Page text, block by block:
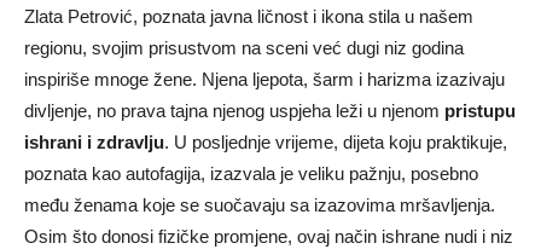
Zlata Petrović, poznata javna ličnost i ikona stila u našem
regionu, svojim prisustvom na sceni već dugi niz godina
inspiriše mnoge žene. Njena ljepota, šarm i harizma izazivaju
divljenje, no prava tajna njenog uspjeha leži u njenom pristupu
ishrani i zdravlju. U posljednje vrijeme, dijeta koju praktikuje,
poznata kao autofagija, izazvala je veliku pažnju, posebno
među ženama koje se suočavaju sa izazovima mršavljenja.
Osim što donosi fizičke promjene, ovaj način ishrane nudi i niz